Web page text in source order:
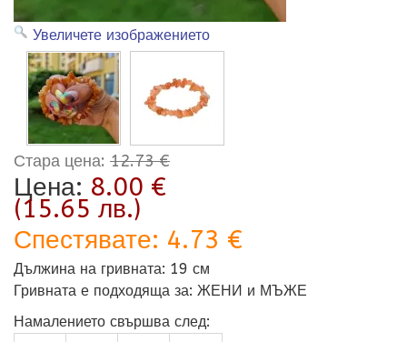
Увеличете изображението
Стара цена: 12.73 €
Цена: 8.00 €
(15.65 лв.)
Спестявате: 4.73 €
Дължина на гривната: 19 см
Гривната е подходяща за: ЖЕНИ и МЪЖЕ
Намалението свършва след: